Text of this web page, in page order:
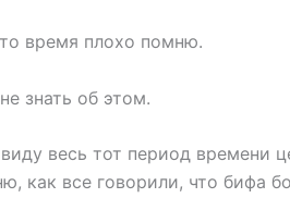
время плохо помню.
знать об этом.
весь тот период времени
как все говорили, что бифа